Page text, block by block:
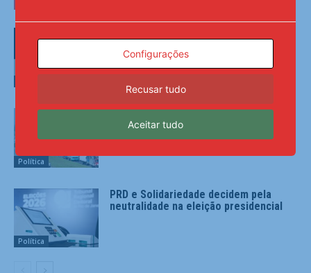
Política
Lei garante frete mínimo no
transporte de cargas; saiba o que
muda
Política
PRD e Solidariedade decidem pela
neutralidade na eleição presidencial
Configurações
Recusar tudo
Aceitar tudo